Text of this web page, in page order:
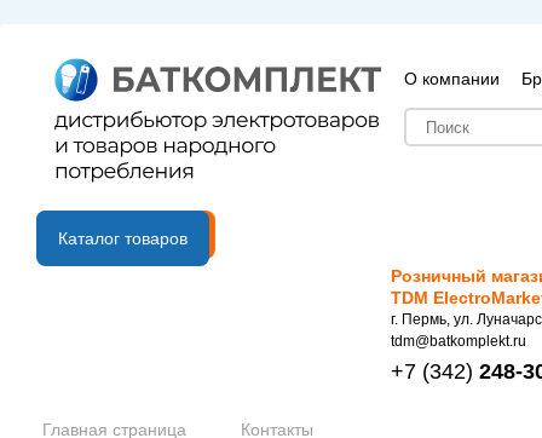
О компании
B2B портал
Каталог товаров
Розничный
TDM
г. Пермь, ул.
tdm@batkomplekt.ru
+7 (342) 248-
Главная страница Контакты